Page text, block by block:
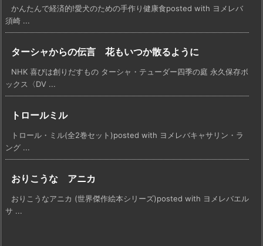
かんたんで経済的!愛犬のための手作り健康食posted with ヨメレバ
須崎 ...
ターシャからの伝言 花もいつか散るように
NHK 喜びは創りだすもの ターシャ・テューダー四季の庭 永久保存ボ
ックス〈DV ...
トロールミル
トロール・ミル(全2巻セット)posted with ヨメレバキャサリン・ラ
ング ...
おりこうな アニカ
おりこうなアニカ (世界傑作絵本シリーズ)posted with ヨメレバエル
サ ...